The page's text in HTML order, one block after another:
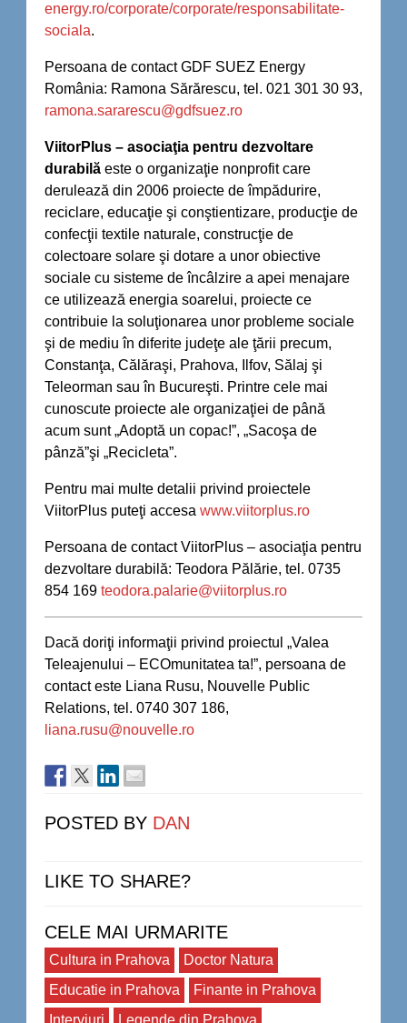
energy.ro/corporate/corporate/responsabilitate-
sociala.
Persoana de contact GDF SUEZ Energy
România: Ramona Sărărescu, tel. 021 301 30 93,
ramona.sararescu@gdfsuez.ro
ViitorPlus – asociaţia pentru dezvoltare
durabilă este o organizaţie nonprofit care
derulează din 2006 proiecte de împădurire,
reciclare, educaţie şi conştientizare, producţie de
confecţii textile naturale, construcţie de
colectoare solare şi dotare a unor obiective
sociale cu sisteme de încâlzire a apei menajare
ce utilizează energia soarelui, proiecte ce
contribuie la soluţionarea unor probleme sociale
şi de mediu în diferite judeţe ale ţării precum,
Constanţa, Călăraşi, Prahova, Ilfov, Sălaj şi
Teleorman sau în Bucureşti. Printre cele mai
cunoscute proiecte ale organizaţiei de până
acum sunt „Adoptă un copac!”, „Sacoşa de
pânză”şi „Recicleta”.
Pentru mai multe detalii privind proiectele
ViitorPlus puteţi accesa www.viitorplus.ro
Persoana de contact ViitorPlus – asociaţia pentru
dezvoltare durabilă: Teodora Pălărie, tel. 0735
854 169 teodora.palarie@viitorplus.ro
Dacă doriţi informaţii privind proiectul „Valea
Teleajenului – ECOmunitatea ta!”, persoana de
contact este Liana Rusu, Nouvelle Public
Relations, tel. 0740 307 186,
liana.rusu@nouvelle.ro
POSTED BY DAN
LIKE TO SHARE?
CELE MAI URMARITE
Cultura in Prahova
Doctor Natura
Educatie in Prahova
Finante in Prahova
Interviuri
Legende din Prahova